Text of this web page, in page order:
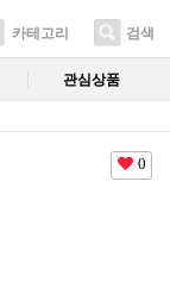
카테고리 검색
관심상품
0